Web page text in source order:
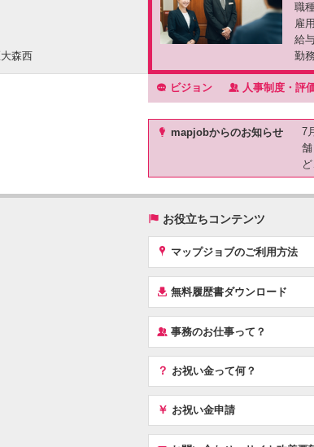
森西
職
雇
給
勤
f ビジョン ‰ 人事制度・評
) mapjobからのお知らせ
7
( お役立ちコンテンツ
x マップジョブのご利用方法
í 無料履歴書ダウンロード
‰ 事務のお仕事って？
？ お祝い金って何？
￥ お祝い金申請